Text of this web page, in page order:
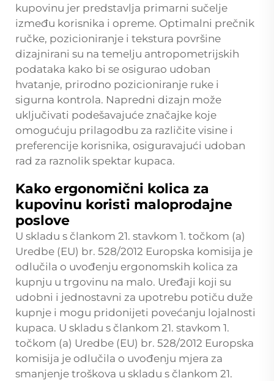
kupovinu jer predstavlja primarni sučelje
između korisnika i opreme. Optimalni prečnik
ručke, pozicioniranje i tekstura površine
dizajnirani su na temelju antropometrijskih
podataka kako bi se osigurao udoban
hvatanje, prirodno pozicioniranje ruke i
sigurna kontrola. Napredni dizajn može
uključivati podešavajuće značajke koje
omogućuju prilagodbu za različite visine i
preferencije korisnika, osiguravajući udoban
rad za raznolik spektar kupaca.
Kako ergonomični kolica za
kupovinu koristi maloprodajne
poslove
U skladu s člankom 21. stavkom 1. točkom (a)
Uredbe (EU) br. 528/2012 Europska komisija je
odlučila o uvođenju ergonomskih kolica za
kupnju u trgovinu na malo. Uređaji koji su
udobni i jednostavni za upotrebu potiču duže
kupnje i mogu pridonijeti povećanju lojalnosti
kupaca. U skladu s člankom 21. stavkom 1.
točkom (a) Uredbe (EU) br. 528/2012 Europska
komisija je odlučila o uvođenju mjera za
smanjenje troškova u skladu s člankom 21.